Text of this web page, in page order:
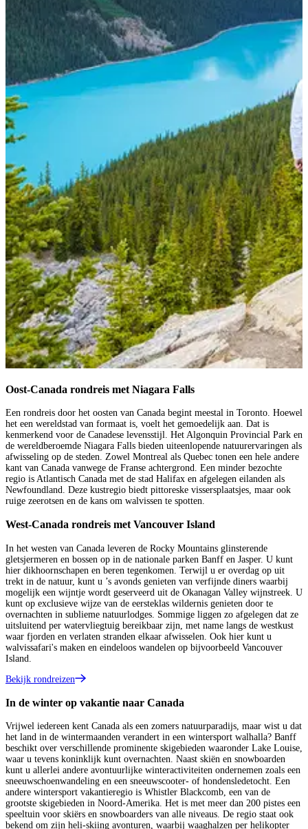
Oost-Canada rondreis met Niagara Falls
Een rondreis door het oosten van Canada begint meestal in Toronto. Hoewel
het een wereldstad van formaat is, voelt het gemoedelijk aan. Dat is
kenmerkend voor de Canadese levensstijl. Het Algonquin Provincial Park en
de wereldberoemde Niagara Falls bieden uiteenlopende natuurervaringen als
afwisseling op de steden. Zowel Montreal als Quebec tonen een hele andere
kant van Canada vanwege de Franse achtergrond. Een minder bezochte
regio is Atlantisch Canada met de stad Halifax en afgelegen eilanden als
Newfoundland. Deze kustregio biedt pittoreske vissersplaatsjes, maar ook
ruige zeerotsen en de kans om walvissen te spotten.
West-Canada rondreis met Vancouver Island
In het westen van Canada leveren de Rocky Mountains glinsterende
gletsjermeren en bossen op in de nationale parken Banff en Jasper. U kunt
hier dikhoornschapen en beren tegenkomen. Terwijl u er overdag op uit
trekt in de natuur, kunt u ’s avonds genieten van verfijnde diners waarbij
mogelijk een wijntje wordt geserveerd uit de Okanagan Valley wijnstreek. U
kunt op exclusieve wijze van de eersteklas wildernis genieten door te
overnachten in sublieme natuurlodges. Sommige liggen zo afgelegen dat ze
uitsluitend per watervliegtuig bereikbaar zijn, met name langs de westkust
waar fjorden en verlaten stranden elkaar afwisselen. Ook hier kunt u
walvissafari's maken en eindeloos wandelen op bijvoorbeeld Vancouver
Island.
Bekijk rondreizen
In de winter op vakantie naar Canada
Vrijwel iedereen kent Canada als een zomers natuurparadijs, maar wist u dat
het land in de wintermaanden verandert in een wintersport walhalla? Banff
beschikt over verschillende prominente skigebieden waaronder Lake Louise,
waar u tevens koninklijk kunt overnachten. Naast skiën en snowboarden
kunt u allerlei andere avontuurlijke winteractiviteiten ondernemen zoals een
sneeuwschoenwandeling en een sneeuwscooter- of hondensledetocht. Een
andere wintersport vakantieregio is Whistler Blackcomb, een van de
grootste skigebieden in Noord-Amerika. Het is met meer dan 200 pistes een
speeltuin voor skiërs en snowboarders van alle niveaus. De regio staat ook
bekend om zijn heli-skiing avonturen, waarbij waaghalzen per helikopter